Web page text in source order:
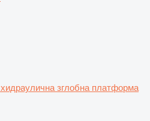
хидраулична зглобна платформа